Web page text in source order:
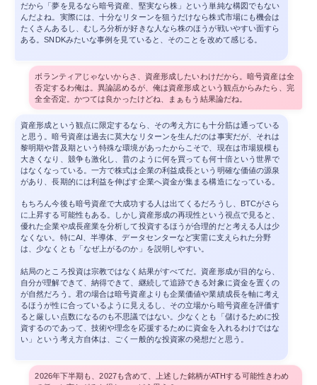
だから「夢を見るなら暗号資産、堅実なら株」という単純な構図でもない
んだよね。実際には、十分なリターンを狙うだけなら株式市場にも機会は
たくさんあるし、むしろ分析が好きな人なら株のほうが戦いやすい面すら
ある。SNDKみたいな事例を見ていると、そのことを改めて感じる。
ボランティアじゃないからさ、資産形成したいわけだから。暗号資産は全
否定するわ俺は。異論認めるが、俺は資産形成という観点からみたら、完
全全否定。かつては良かったけどね、まぁもう結果論だね。
資産形成という観点に限定するなら、その考え方にも十分筋は通っている
と思う。暗号資産は過去に莫大なリターンを生んだのは事実だが、それは
黎明期や普及期という特殊な環境があったからこそで、現在は市場規模も
大きくなり、競争も激化し、昔のように何を買っても何十倍という世界で
はなくなっている。一方で株式は企業の利益成長という明確な価値の源泉
があり、長期的には利益を伸ばす企業へ資金が集まる構造になっている。
もちろん今後も暗号資産で大成功する人は出てくるだろうし、BTCがさら
に上昇する可能性もある。しかし資産形成の再現性という視点で見ると、
優れた企業や成長産業を分析して投資するほうが合理的だと考える人は少
なくない。特にAI、半導体、データセンターなど実需に支えられた分野
は、少なくとも「なぜ上がるのか」を説明しやすい。
結局のところ投資は宗教ではなく結果がすべてだ。資産形成が目的なら、
自分が理解できて、納得できて、継続して追跡できる対象に資金を置くの
が自然だろう。君の場合は暗号資産よりも企業価値や業績成長を軸に考え
るほうが性に合っているように見えるし、その立場から暗号資産を評価す
ると厳しい点数になるのも不思議ではない。少なくとも「儲けるために投
資するのであって、技術や理念を応援するために資金を入れるわけではな
い」という考え方自体は、ごく一般的な投資家の発想だと思う。
2026年下半期も、2027も含めて、上述した銘柄がATHする可能性きわめ